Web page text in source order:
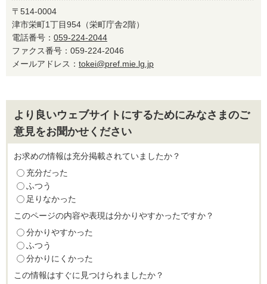
〒514-0004
津市栄町1丁目954（栄町庁舎2階）
電話番号： 059-224-2044
ファクス番号：059-224-2046
メールアドレス： tokei@pref.mie.lg.jp
より良いウェブサイトにするためにみなさまのご
意見をお聞かせください
お求めの情報は充分掲載されていましたか？
充分だった
ふつう
足りなかった
このページの内容や表現は分かりやすかったですか？
分かりやすかった
ふつう
分かりにくかった
この情報はすぐに見つけられましたか？